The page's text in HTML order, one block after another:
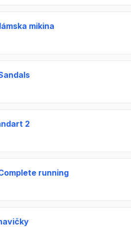
mikina
2
running